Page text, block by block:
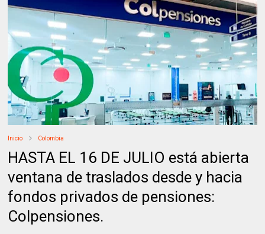
Inicio Colombia
HASTA EL 16 DE JULIO está abierta
ventana de traslados desde y hacia
fondos privados de pensiones:
Colpensiones.